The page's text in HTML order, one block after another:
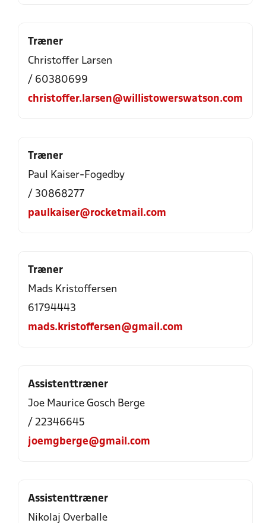
Træner
Christoffer Larsen
/ 60380699
christoffer.larsen@willistowerswatson.com
Træner
Paul Kaiser-Fogedby
/ 30868277
paulkaiser@rocketmail.com
Træner
Mads Kristoffersen
61794443
mads.kristoffersen@gmail.com
Assistenttræner
Joe Maurice Gosch Berge
/ 22346645
joemgberge@gmail.com
Assistenttræner
Nikolaj Overballe